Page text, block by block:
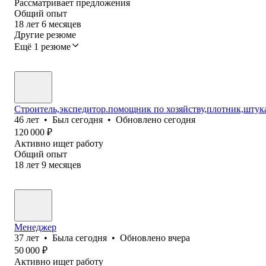
Рассматривает предложения
Общий опыт
18 лет 6 месяцев
Другие резюме
Ещё 1 резюме
Строитель,экспедитор.помощник по
46 лет • Был сегодня • Обновлено сегодня
120 000 ₽
Активно ищет работу
Общий опыт
18 лет 9 месяцев
Менеджер
37 лет • Была сегодня • Обновлено вчера
50 000 ₽
Активно ищет работу